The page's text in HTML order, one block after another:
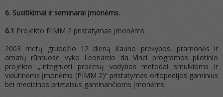
6. Susitikimai ir seminarai įmonėms.
6.1 Projekto PIMM 2 pristatymas įmonėms
2003 metų gruodžio 12 dieną Kauno prekybos, pramonės ir
amatų rūmuose vyko Leonardo da Vinci programos pilotinio
projekto „Integruoti procesų vadybos metodai smulkioms ir
vidutinėms įmonėms (PIMM 2)“ pristatymas ortopedijos gaminius
bei medicinos prietaisus gaminančioms įmonėms.